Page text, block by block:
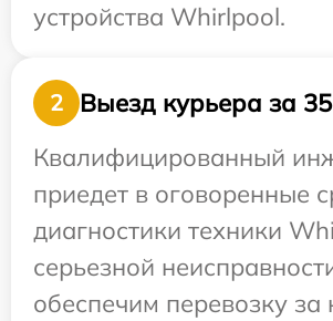
устройства Whirlpool.
2
Выезд курьера за
Квалифицированный
приедет в оговоренные
диагностики техники
серьезной
обеспечим перевозку за